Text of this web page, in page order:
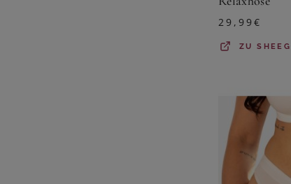
29,99€
ZU